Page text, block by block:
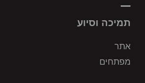
תמיכה וסיוע
אתר
מפתחים